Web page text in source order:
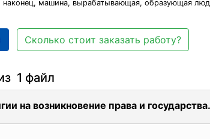
наконец, машина, вырабатывающая, образующая
Сколько стоит заказать работу?
1 файл
на возникновение права и